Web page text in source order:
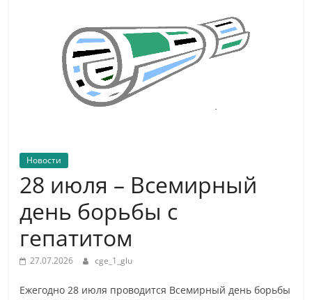
Новости
28 июля – Всемирный
день борьбы с
гепатитом
27.07.2026 cge_1_glu
Ежегодно 28 июля проводится Всемирный день борьбы